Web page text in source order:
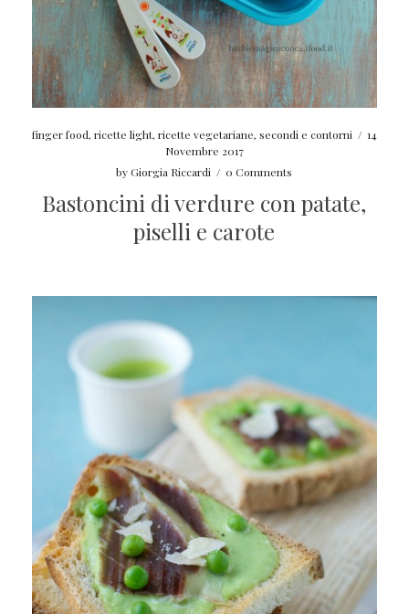
finger food, ricette light, ricette vegetariane, secondi e contorni / 14
Novembre 2017
byGiorgia Riccardi / 0 Comments
Bastoncini di verdure con patate,
piselli e carote